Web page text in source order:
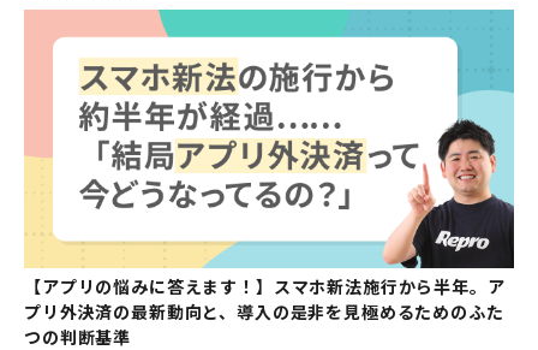
【アプリの悩みに答えます！】スマホ新法施行から半年。ア
プリ外決済の最新動向と、導入の是非を見極めるためのふた
つの判断基準